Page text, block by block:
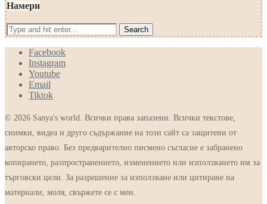
Намери
Facebook
Instagram
Youtube
Email
Tiktok
© 2026 Sanya's world. Всички права запазени. Всички текстове,
снимки, видеа и друго съдържание на този сайт са защитени от
авторско право. Без предварително писмено съгласие е забранено
копирането, разпространението, изменението или използването им за
търговски цели. За разрешение за използване или цитиране на
материали, моля, свържете се с мен.